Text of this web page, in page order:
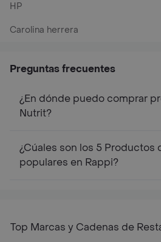
HP
Carolina herrera
Preguntas frecuentes
¿En dónde puedo comprar
Nutrit?
¿Cúales son los 5 Productos
populares en Rappi?
Top Marcas y Cadenas de